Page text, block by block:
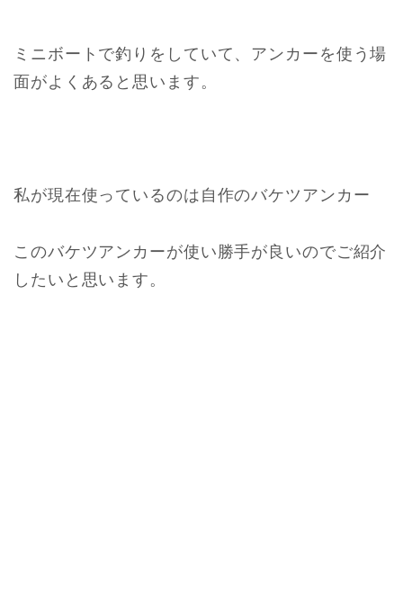
ミニボートで釣りをしていて、アンカーを使う場
面がよくあると思います。
私が現在使っているのは自作のバケツアンカー
このバケツアンカーが使い勝手が良いのでご紹介
したいと思います。